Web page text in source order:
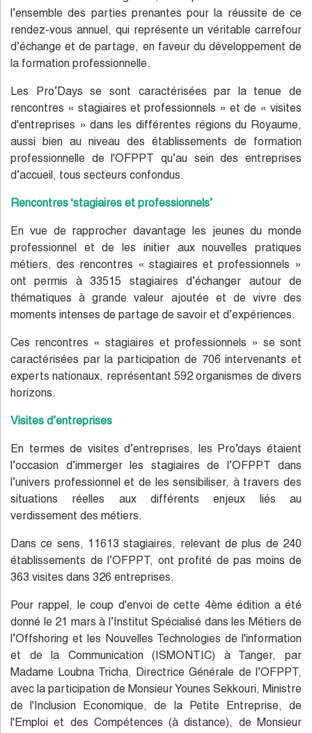
l’ensemble des parties prenantes pour la réussite de ce
rendez-vous annuel, qui représente un véritable carrefour
d’échange et de partage, en faveur du développement de
la formation professionnelle.
Les Pro’Days se sont caractérisées par la tenue de
rencontres « stagiaires et professionnels » et de « visites
d'entreprises » dans les différentes régions du Royaume,
aussi bien au niveau des établissements de formation
professionnelle de l'OFPPT qu’au sein des entreprises
d’accueil, tous secteurs confondus.
Rencontres ‘stagiaires et professionnels’
En vue de rapprocher davantage les jeunes du monde
professionnel et de les initier aux nouvelles pratiques
métiers, des rencontres « stagiaires et professionnels »
ont permis à 33515 stagiaires d’échanger autour de
thématiques à grande valeur ajoutée et de vivre des
moments intenses de partage de savoir et d’expériences.
Ces rencontres « stagiaires et professionnels » se sont
caractérisées par la participation de 706 intervenants et
experts nationaux, représentant 592 organismes de divers
horizons.
Visites d’entreprises
En termes de visites d’entreprises, les Pro’days étaient
l’occasion d’immerger les stagiaires de l’OFPPT dans
l’univers professionnel et de les sensibiliser, à travers des
situations réelles aux différents enjeux liés au
verdissement des métiers.
Dans ce sens, 11613 stagiaires, relevant de plus de 240
établissements de l’OFPPT, ont profité de pas moins de
363 visites dans 326 entreprises.
Pour rappel, le coup d'envoi de cette 4ème édition a été
donné le 21 mars à l’Institut Spécialisé dans les Métiers de
l’Offshoring et les Nouvelles Technologies de l'information
et de la Communication (ISMONTIC) à Tanger, par
Madame Loubna Tricha, Directrice Générale de l’OFPPT,
avec la participation de Monsieur Younes Sekkouri, Ministre
de l'Inclusion Economique, de la Petite Entreprise, de
l'Emploi et des Compétences (à distance), de Monsieur